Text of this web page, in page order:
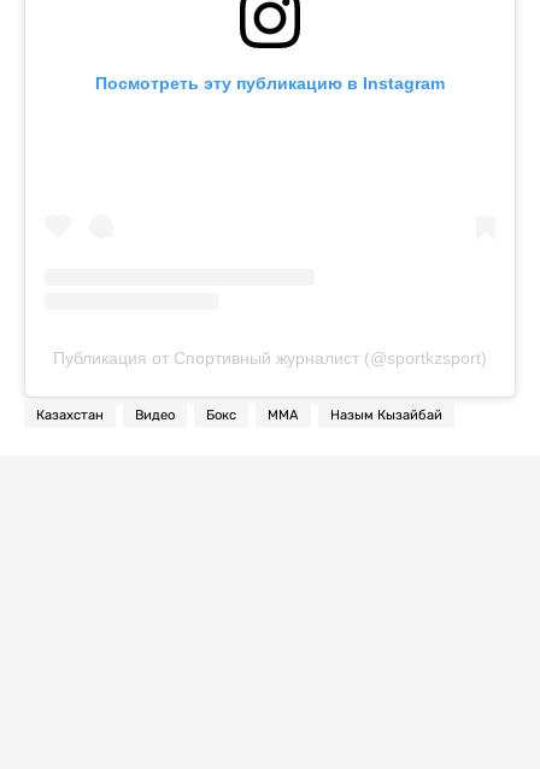
Посмотреть эту публикацию в Instagram
Публикация от Спортивный журналист (@sportkzsport)
Казахстан Видео Бокс ММА Назым Кызайбай